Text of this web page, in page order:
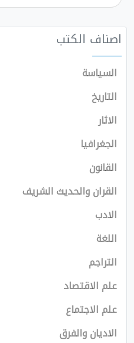
اصناف الكتب
السياسة
التاريخ
الاثار
الجغرافيا
القانون
القران والحديث الشريف
الادب
اللغة
التراجم
علم الاقتصاد
علم الاجتماع
الاديان والفرق